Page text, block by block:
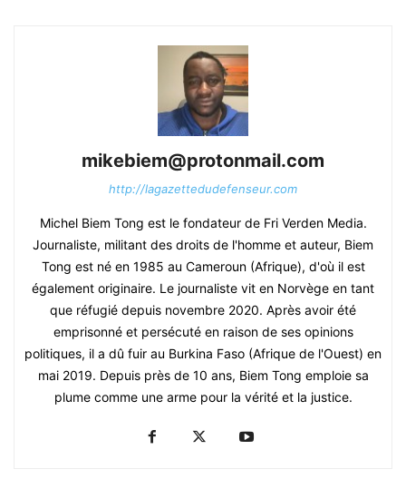
mikebiem@protonmail.com
http://lagazettedudefenseur.com
Michel Biem Tong est le fondateur de Fri Verden Media.
Journaliste, militant des droits de l'homme et auteur, Biem
Tong est né en 1985 au Cameroun (Afrique), d'où il est
également originaire. Le journaliste vit en Norvège en tant
que réfugié depuis novembre 2020. Après avoir été
emprisonné et persécuté en raison de ses opinions
politiques, il a dû fuir au Burkina Faso (Afrique de l'Ouest) en
mai 2019. Depuis près de 10 ans, Biem Tong emploie sa
plume comme une arme pour la vérité et la justice.